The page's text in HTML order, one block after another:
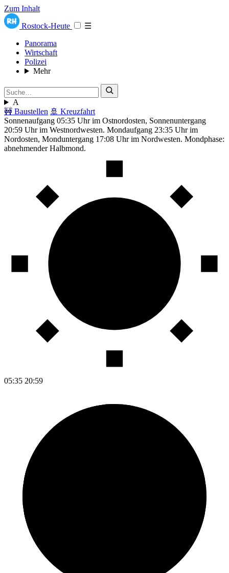
Zum Inhalt
Rostock-Heute
☰
Panorama
Wirtschaft
Polizei
Mehr
A
🚧 Baustellen 🚢 Kreuzfahrt
Sonnenaufgang 05:35 Uhr im Ostnordosten, Sonnenuntergang
20:59 Uhr im Westnordwesten. Mondaufgang 23:35 Uhr im
Nordosten, Monduntergang 17:08 Uhr im Nordwesten. Mondphase:
abnehmender Halbmond.
05:35 20:59